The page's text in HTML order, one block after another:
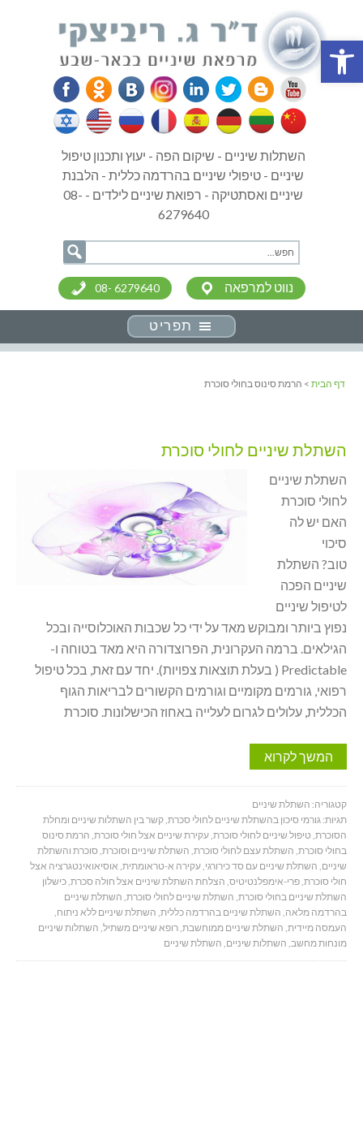
פתח סרגל נגישות
השתלות שיניים - שיקום הפה - יעוץ ותכנון טיפול
שיניים - טיפולי שיניים בהרדמה כללית - הלבנת
שיניים ואסתטיקה - רפואת שיניים לילדים - 08-
6279640
08- 6279640 נווט למרפאה
תפריט
דף הבית > הרמת סינוס בחולי סוכרת
השתלת שיניים לחולי סוכרת
השתלת שיניים
לחולי סוכרת
האם יש לה
סיכוי
טוב? השתלת
שיניים הפכה
לטיפול שיניים
נפוץ ביותר ומבוקש מאד על ידי כל שכבות האוכלוסייה ובכל
הגילאים. ברמה העקרונית, הפרוצדורה היא מאד בטוחה ו-
Predictable ( בעלת תוצאות צפויות). יחד עם זאת, בכל טיפול
רפואי, גורמים מקומיים וגורמים הקשורים לבריאות הגוף
הכללית, עלולים לגרום לעלייה באחוז הכישלונות. סוכרת
המשך לקרוא
קטגוריה: השתלת שיניים
תגיות: גורמי סיכון בהשתלת שיניים לחולי סכרת,קשר בין השתלות שיניים ומחלת
הסוכרת, טיפול שיניים לחולי סוכרת,עקירת שיניים אצל חולי סוכרת, הרמת סינוס
בחולי סוכרת, השתלת עצם לחולי סוכרת, השתלת שיניים וסוכרת, סוכרת והשתלת
שיניים, השתלת שיניים עם סד כירורגי,עקירה א-טראומתית, אוסיאואינטגרציה אצל
חולי סוכרת,פרי-אימפלנטיטיס, הצלחת השתלת שיניים אצל חולה סכרת,כישלון
השתלת שיניים בחולי סוכרת, השתלת שיניים לחולי סוכרת, השתלת שיניים
בהרדמה מלאה, השתלת שיניים בהרדמה כללית, השתלת שיניים ללא ניתוח,
העמסה מיידית, השתלת שיניים ממוחשבת,רופא שיניים משתיל, השתלות שיניים
מונחות מחשב, השתלות שיניים, השתלת שיניים